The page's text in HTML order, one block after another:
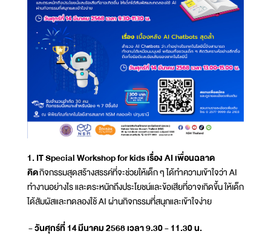
1. IT Special Workshop for kids เรื่อง AI เพื่อนฉลาด
คิดกิจกรรมสุดสร้างสรรค์ที่จะช่วยให้เด็ก ๆ ได้ทำความเข้าใจว่า AI
ทำงานอย่างไร และตระหนักถึงประโยชน์และข้อเสียที่อาจเกิดขึ้น ให้เด็ก
ได้สัมผัสและทดลองใช้ AI ผ่านกิจกรรมที่สนุกและเข้าใจง่าย
- วันศุกร์ที่ 14 มีนาคม 2568 เวลา 9.30 - 11.30 น.